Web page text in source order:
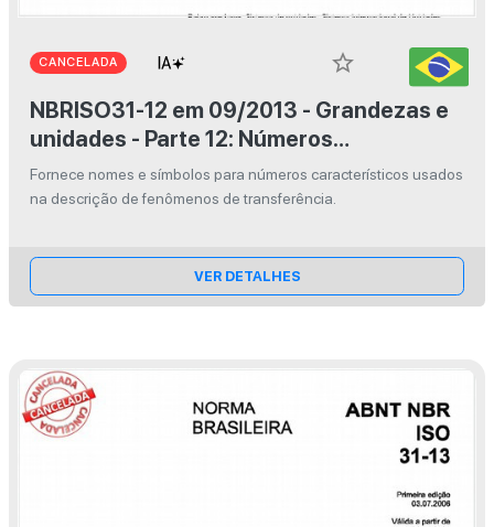
CANCELADA
star_border
NBRISO31-12 em 09/2013 - Grandezas e
unidades - Parte 12: Números
característicos
Fornece nomes e símbolos para números característicos usados
na descrição de fenômenos de transferência.
VER DETALHES